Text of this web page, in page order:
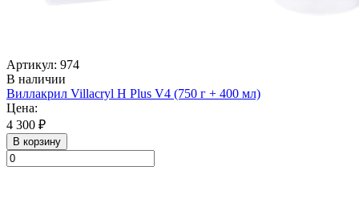
Артикул: 974
В наличии
Виллакрил Villacryl H Plus V4 (750 г + 400 мл)
Цена:
4 300 ₽
В корзину